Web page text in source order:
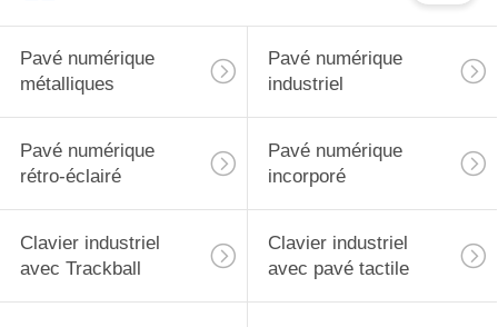
Pavé numérique
métalliques
Pavé numérique
industriel
Pavé numérique
rétro-éclairé
Pavé numérique
incorporé
Clavier industriel
avec Trackball
Clavier industriel
avec pavé tactile